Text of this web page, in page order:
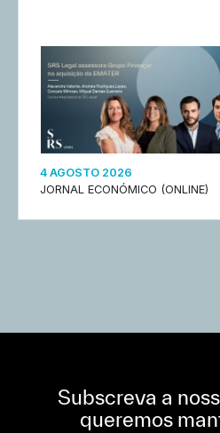
4 AGOSTO 2026
JORNAL ECONÓMICO (ONLINE)
Subscreva a
queremos